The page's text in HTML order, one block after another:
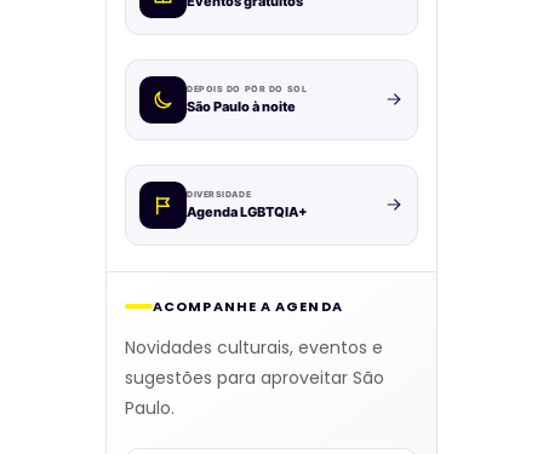
DEPOIS DO PÔR DO SOL
São Paulo à noite
DIVERSIDADE
Agenda LGBTQIA+
ACOMPANHE A AGENDA
Novidades culturais, eventos e
sugestões para aproveitar São
Paulo.